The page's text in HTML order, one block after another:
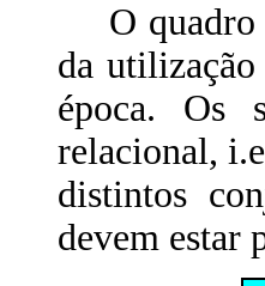
O quadro
da
época. Os
relacional,
distintos
devem estar